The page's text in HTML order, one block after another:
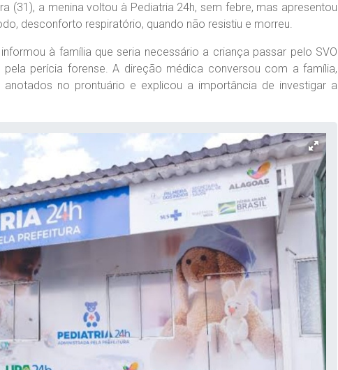
(31), a menina voltou à Pediatria 24h, sem febre, mas apresentou
desconforto respiratório, quando não resistiu e morreu.
à família que seria necessário a criança passar pelo SVO
perícia forense. A direção médica conversou com a família,
no prontuário e explicou a importância de investigar a